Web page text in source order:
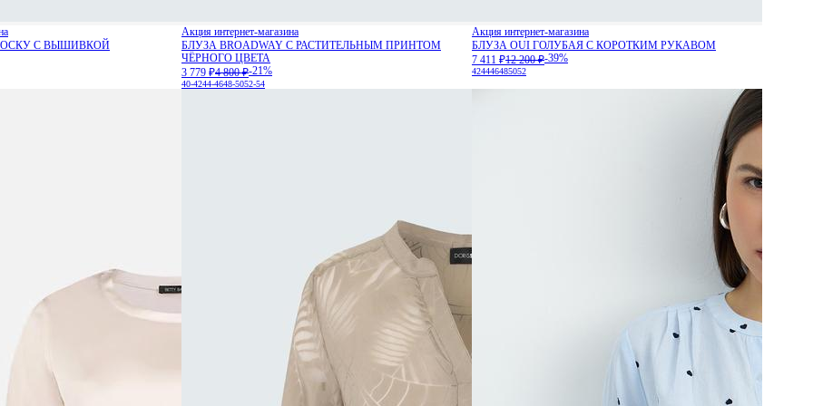
С ВЫШИВКОЙ
Акция интернет-магазина
БЛУЗА BROADWAY С РАСТИТЕЛЬНЫМ ПРИНТОМ
ЧЁРНОГО ЦВЕТА
3 779 ₽4 800 ₽-21%
40-4244-4648-5052-54
Акция интернет-магазина
БЛУЗА OUI ГОЛУБАЯ С КОРОТКИМ РУКАВОМ
7 411 ₽12 200 ₽-39%
424446485052